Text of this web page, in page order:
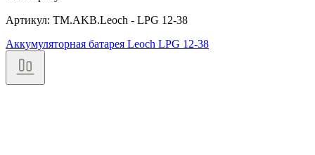
Артикул: TM.AKB.Leoch - LPG 12-38
Аккумуляторная батарея Leoch LPG 12-38